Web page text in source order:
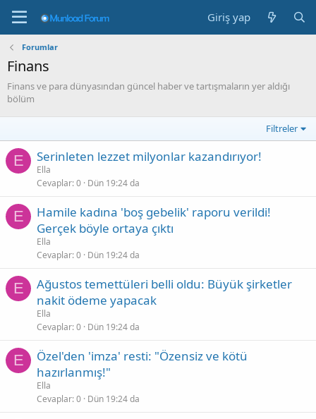
Giriş yap
Forumlar
Finans
Finans ve para dünyasından güncel haber ve tartışmaların yer aldığı
bölüm
Filtreler
E Serinleten lezzet milyonlar kazandırıyor!
Ella
Cevaplar 0 Dün 19:24 da
E
Hamile kadına 'boş gebelik' raporu verildi!
Gerçek böyle ortaya çıktı
Ella
Cevaplar 0 Dün 19:24 da
E
Ağustos temettüleri belli oldu: Büyük şirketler
nakit ödeme yapacak
Ella
Cevaplar 0 Dün 19:24 da
E
Özel'den 'imza' resti: "Özensiz ve kötü
hazırlanmış!"
Ella
Cevaplar 0 Dün 19:24 da